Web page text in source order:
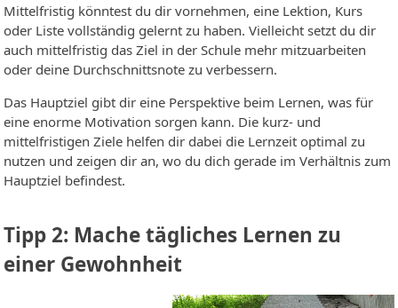
Mittelfristig könntest du dir vornehmen, eine Lektion, Kurs
oder Liste vollständig gelernt zu haben. Vielleicht setzt du dir
auch mittelfristig das Ziel in der Schule mehr mitzuarbeiten
oder deine Durchschnittsnote zu verbessern.
Das Hauptziel gibt dir eine Perspektive beim Lernen, was für
eine enorme Motivation sorgen kann. Die kurz- und
mittelfristigen Ziele helfen dir dabei die Lernzeit optimal zu
nutzen und zeigen dir an, wo du dich gerade im Verhältnis zum
Hauptziel befindest.
Tipp 2: Mache tägliches Lernen zu
einer Gewohnheit